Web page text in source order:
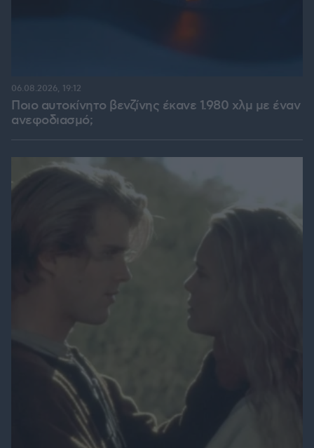
Ποιο αυτοκίνητο βενζίνης έκανε 1.980 χλμ με έναν
ανεφοδιασμό;
06.08.2026, 19:12